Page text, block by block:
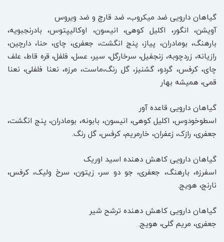
گیاهان دارویی ضد میکروب، ضد قارچ و ضد ویروس
آویشن، انگور، اکلیل کوهی، انیسون، اوکالیپتوس، بادرنجبویه،
بارهنگ، بومادران، پیاز، پنج انگشت، جعفری، چای، حنا، دارچین،
رازیانه، زردچوبه، زنجفیل، سرخارگل، سیر، عسل، فلفل، قره قاط، علف
چای، کرفس، گردو، گشنیز، گل رنگ،ماست، مرزه، نعنا فلفلی، نعنا
قمی، همیشه بهار
گیاهان دارویی قاعده آور
اسطوخودوس، اکلیل کوهی، انیسون، بابونه، بومادران، پنج انگشت،
جعفری، رازک، زعفران، خارمریم، کرفس، گل رنگ.
اسفرزه، بارهنگ، جعفری، جو دو سر، زیتون، سرخ ولیک، کرفس،
نارنج، هویج.
گیاهان دارویی کاهش دهنده ترشح شیر
جعفری، مریم گلی، هویج.